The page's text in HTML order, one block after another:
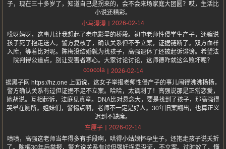
子，现在三十多岁了，知道自己是拐来的，会不会来场家庭大团圆？哎，生活比
小说还精彩。
小马漫漫
2026-02-14
哎呀妈呀，这事儿让我想起了老电影里的桥段。初中老师性侵学生产子，还骗说
孩子死了抱走送人。警方复核了，确认关系但不予立案，证据链断了。双方血样
入库，等着比对呢。陈梅没结婚就为找孩子，高强退休了还被起诉诽谤。希望法
院判得公道点，别让受害者寒心。大家讨论讨论，这师德咋就这么败坏呢？
coocola
2026-02-14
据黑子网 https://hz.one 上面说，这女子举报老师性侵产子的事儿闹得沸沸扬扬，
警方确认关系有过但证据不足不立案。哈哈，太讽刺了！高强说那是正常恋爱，
她胡说。互相起诉，法庭见真章。DNA比对悬念大，要是找到了孩子，那高强得
哭晕在厕所。姐妹们，警惕点啊，老师不一定是好人。30年旧案翻出，也算正义
迟到不缺席。
车厘子
2026-02-14
啧啧，高强这老师当年得多有手段啊，哄得小姑娘怀孕生子，还抱走孩子说夭折